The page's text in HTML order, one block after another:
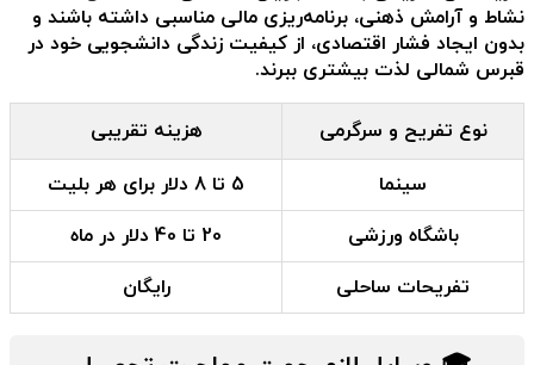
نشاط و آرامش ذهنی، برنامه‌ریزی مالی مناسبی داشته باشند و
بدون ایجاد فشار اقتصادی، از کیفیت زندگی دانشجویی خود در
قبرس شمالی لذت بیشتری ببرند.
نوع تفریح و سرگرمی هزینه تقریبی
سینما
5 تا 8 دلار برای هر بلیت
باشگاه ورزشی
20 تا 40 دلار در ماه
تفریحات ساحلی
رایگان